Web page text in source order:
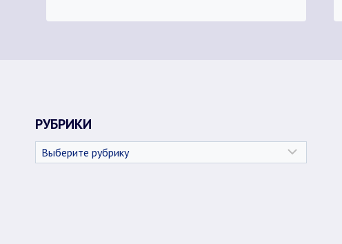
РУБРИКИ
Рубрики